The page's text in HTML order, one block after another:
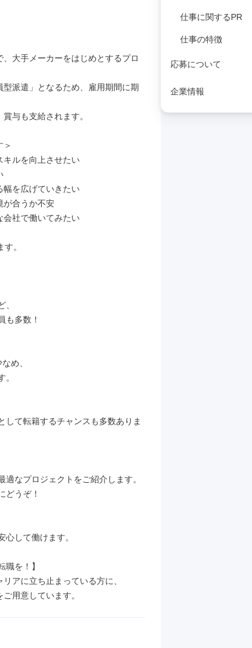
大手メーカーをはじめとするプロ
派遣」となるため、雇用期間に期
与も支給されます。
＞
キルを向上させたい
幅を広げていきたい
が合うか不安
会社で働いてみたい
。
職を！】
アに立ち止まっている方に、
用意しています。
仕事に関するPR
仕事の特徴
応募について
企業情報